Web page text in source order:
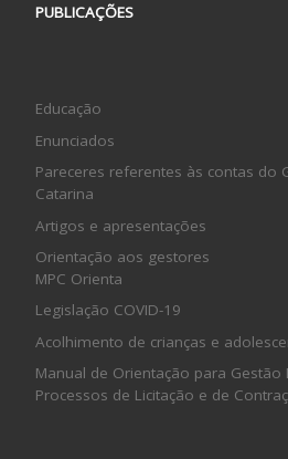
PUBLICAÇÕES
Educação
Enunciados
Pareceres referentes às contas do
Catarina
Artigos e apresentações
Orientação aos gestores
MPC Orienta
Legislação COVID-19
Acolhimento de crianças e
Manual de Orientação para
Processos de Licitação e de